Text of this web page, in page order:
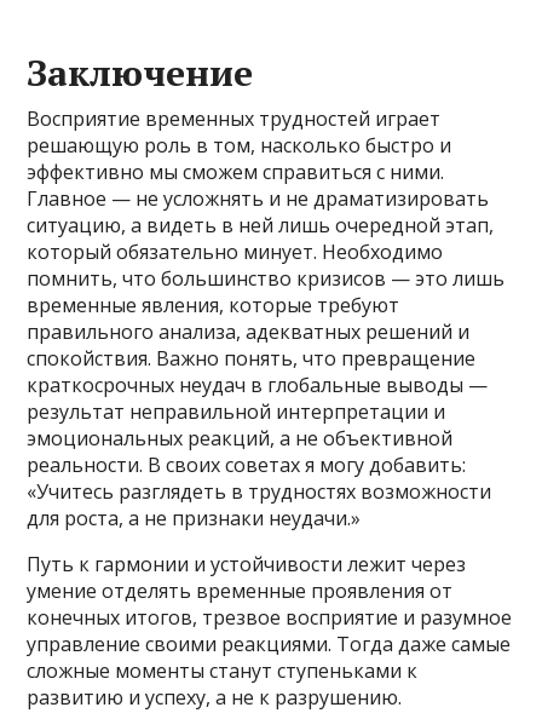
Заключение
Восприятие временных трудностей играет
решающую роль в том, насколько быстро и
эффективно мы сможем справиться с ними.
Главное — не усложнять и не драматизировать
ситуацию, а видеть в ней лишь очередной этап,
который обязательно минует. Необходимо
помнить, что большинство кризисов — это лишь
временные явления, которые требуют
правильного анализа, адекватных решений и
спокойствия. Важно понять, что превращение
краткосрочных неудач в глобальные выводы —
результат неправильной интерпретации и
эмоциональных реакций, а не объективной
реальности. В своих советах я могу добавить:
«Учитесь разглядеть в трудностях возможности
для роста, а не признаки неудачи.»
Путь к гармонии и устойчивости лежит через
умение отделять временные проявления от
конечных итогов, трезвое восприятие и разумное
управление своими реакциями. Тогда даже самые
сложные моменты станут ступеньками к
развитию и успеху, а не к разрушению.